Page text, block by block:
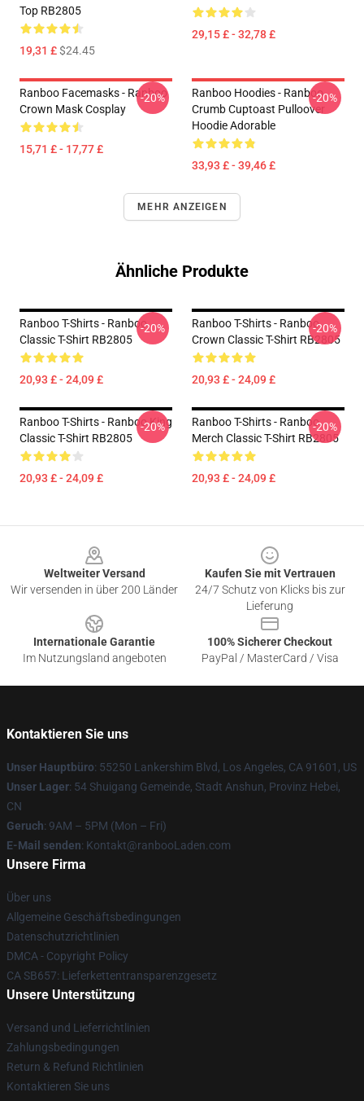
Top RB2805
19,31 £$24.45
29,15 £ - 32,78 £
Ranboo Facemasks - Ranboo
Crown Mask Cosplay
15,71 £ - 17,77 £
-20%
Ranboo Hoodies - Ranboo
Crumb Cuptoast Pulloover
Hoodie Adorable
33,93 £ - 39,46 £
-20%
MEHR ANZEIGEN
Ähnliche Produkte
Ranboo T-Shirts - Ranboo
Classic T-Shirt RB2805
20,93 £ - 24,09 £
-20%
Ranboo T-Shirts - Ranboo
Crown Classic T-Shirt RB2805
20,93 £ - 24,09 £
-20%
Ranboo T-Shirts - Ranboo King
Classic T-Shirt RB2805
20,93 £ - 24,09 £
-20%
Ranboo T-Shirts - Ranboo
Merch Classic T-Shirt RB2805
20,93 £ - 24,09 £
-20%
Weltweiter Versand
Wir versenden in über 200 Länder
Kaufen Sie mit Vertrauen
24/7 Schutz von Klicks bis zur
Lieferung
Internationale Garantie
Im Nutzungsland angeboten
100% Sicherer Checkout
PayPal / MasterCard / Visa
Kontaktieren Sie uns
Unser Hauptbüro: 55250 Lankershim Blvd, Los Angeles, CA 91601, US
Unser Lager: 54 Shuigang Gemeinde, Stadt Anshun, Provinz Hebei,
CN
Geruch: 9AM – 5PM (Mon – Fri)
E-Mail senden: Kontakt@ranbooLaden.com
Unsere Firma
Über uns
Allgemeine Geschäftsbedingungen
Datenschutzrichtlinien
DMCA - Copyright Policy
CA SB657: Lieferkettentransparenzgesetz
Unsere Unterstützung
Versand und Lieferrichtlinien
Zahlungsbedingungen
Return & Refund Richtlinien
Kontaktieren Sie uns